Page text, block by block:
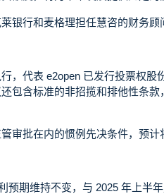
银行和麦格理担任慧咨的财务顾
，代表 e2open 已发行投票权
包含标准的非招揽和排他性条
审批在内的惯例先决条件，预计
预期维持不变，与 2025 年上半